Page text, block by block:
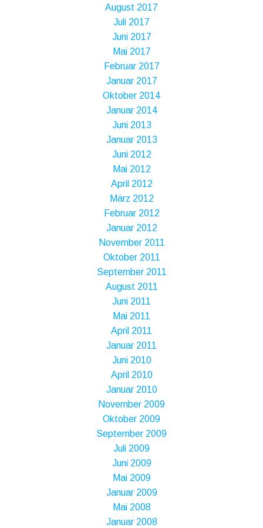
August 2017
Juli 2017
Juni 2017
Mai 2017
Februar 2017
Januar 2017
Oktober 2014
Januar 2014
Juni 2013
Januar 2013
Juni 2012
Mai 2012
April 2012
März 2012
Februar 2012
Januar 2012
November 2011
Oktober 2011
September 2011
August 2011
Juni 2011
Mai 2011
April 2011
Januar 2011
Juni 2010
April 2010
Januar 2010
November 2009
Oktober 2009
September 2009
Juli 2009
Juni 2009
Mai 2009
Januar 2009
Mai 2008
Januar 2008